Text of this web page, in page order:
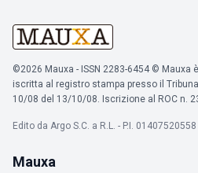
©2026 Mauxa - ISSN 2283-6454 © Mauxa
iscritta al registro stampa presso il
10/08 del 13/10/08. Iscrizione al ROC n.
Edito da Argo S.C. a R.L. - P.I. 01407520558
Mauxa